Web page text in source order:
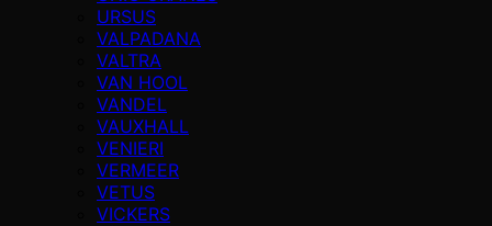
URSUS
VALPADANA
VALTRA
VAN HOOL
VANDEL
VAUXHALL
VENIERI
VERMEER
VETUS
VICKERS